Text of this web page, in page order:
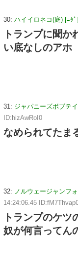
30: ハイイロネコ(庭) [ﾆﾀﾞ]
トランプに聞
い底なしのアホ
31: ジャパニーズボブテ
ID:hizAwRoI0
なめられてたま
32: ノルウェージャンフ
14:24:06.45
トランプのケ
奴が何言ってん